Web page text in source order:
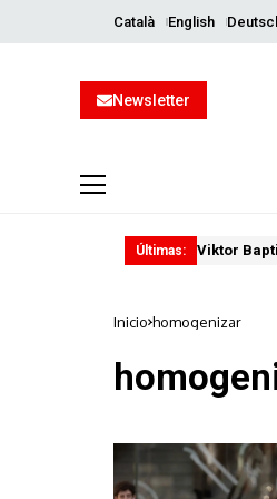
Català English
Newsletter
Últimas: Viktor
Inicio homogenizar